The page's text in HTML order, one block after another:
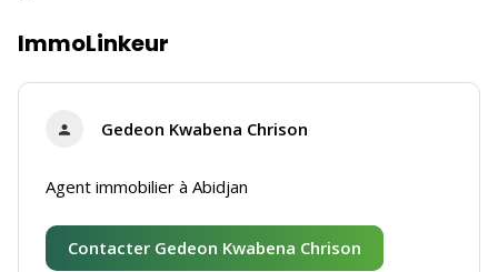
ImmoLinkeur
Gedeon Kwabena Chrison
Agent immobilier à Abidjan
Contacter Gedeon Kwabena Chrison